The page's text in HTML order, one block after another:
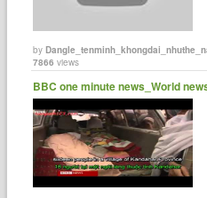
by
7866 views
BBC one minute news_World